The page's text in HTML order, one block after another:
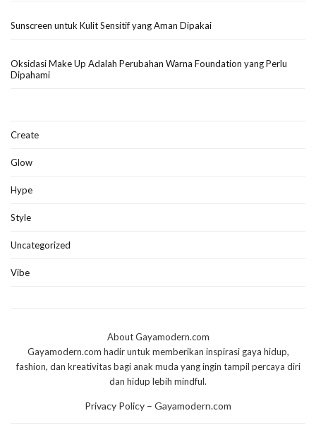
Sunscreen untuk Kulit Sensitif yang Aman Dipakai
Oksidasi Make Up Adalah Perubahan Warna Foundation yang Perlu
Dipahami
Create
Glow
Hype
Style
Uncategorized
Vibe
About Gayamodern.com
Gayamodern.com hadir untuk memberikan inspirasi gaya hidup,
fashion, dan kreativitas bagi anak muda yang ingin tampil percaya diri
dan hidup lebih mindful.
Privacy Policy – Gayamodern.com